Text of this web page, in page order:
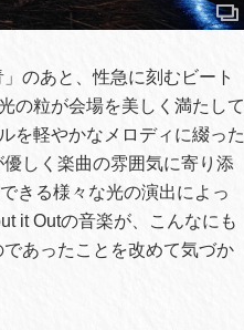
のあと、性急に刻むビート
の粒が会場を美しく満たして
を軽やかなメロディに綴った
しく楽曲の雰囲気に寄り添
きる様々な光の演出によっ
it Outの音楽が、こんなにも
あったことを改めて気づか